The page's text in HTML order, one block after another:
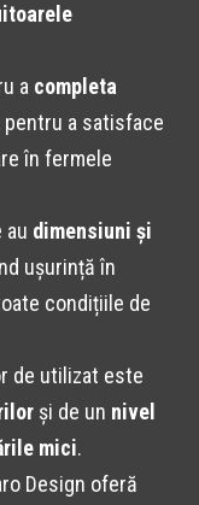
a completa
pentru a satisface
în fermele
dimensiuni și
ușurință în
condițiile de
de utilizat este
și de un nivel
mici.
Design oferă